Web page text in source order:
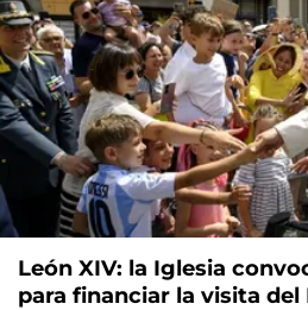
León XIV: la Iglesia
para financiar la visita del